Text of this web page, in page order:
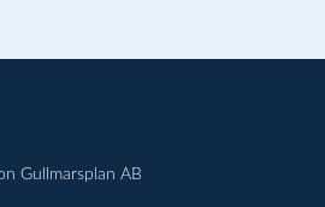
Gullmarsplan AB